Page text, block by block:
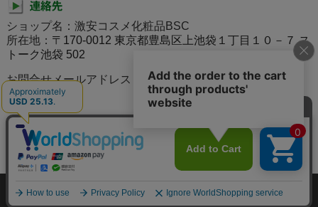
ショップ名：激安コスメ化粧品BSC
所在地： 〒170-0012 東京都豊島区上池袋１丁目１０－７ ス
トーク池袋 502
お問合せメールアドレス：rouge5111@gmail.com
個人情報の取り扱いについて
特定商取引法に関する表示